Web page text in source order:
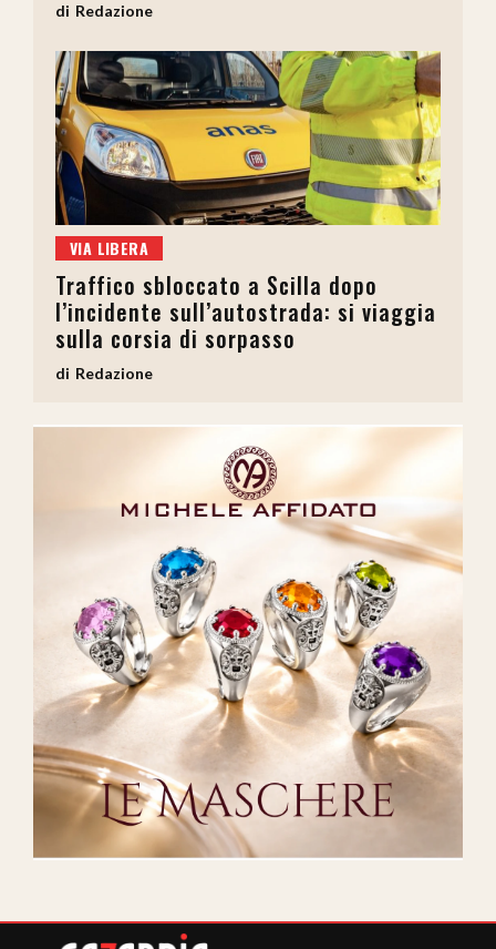
Redazione
VIA LIBERA
Traffico sbloccato a Scilla dopo
l’incidente sull’autostrada: si viaggia
sulla corsia di sorpasso
Redazione